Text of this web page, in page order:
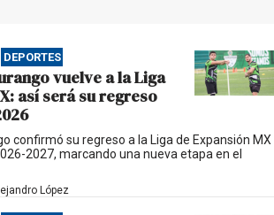
ú
s
q
u
d
DEPORTES
vuelve a la Liga
así será su regreso
confirmó su regreso a la Liga de Expansión MX
2027, marcando una nueva etapa en el
López